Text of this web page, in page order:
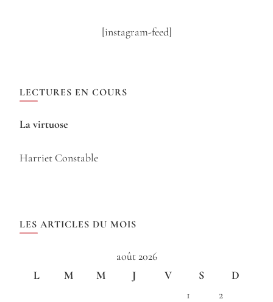
[instagram-feed]
LECTURES EN COURS
La virtuose
Harriet Constable
LES ARTICLES DU MOIS
août 2026
L
M M J V S
D
1
2